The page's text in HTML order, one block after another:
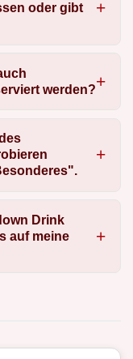
oder gibt
werden?
Drink
auf meine